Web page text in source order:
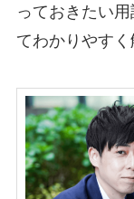
っておきたい
てわかりやすく